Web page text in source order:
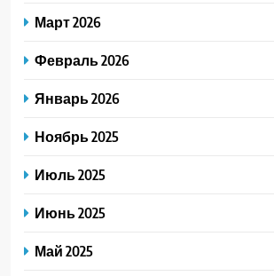
Март 2026
Февраль 2026
Январь 2026
Ноябрь 2025
Июль 2025
Июнь 2025
Май 2025